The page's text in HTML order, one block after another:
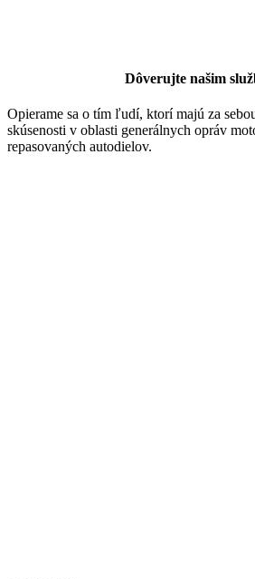
Dôverujte našim
Opierame sa o tím ľudí, ktorí majú za
skúsenosti v oblasti generálnych opráv
repasovaných autodielov.